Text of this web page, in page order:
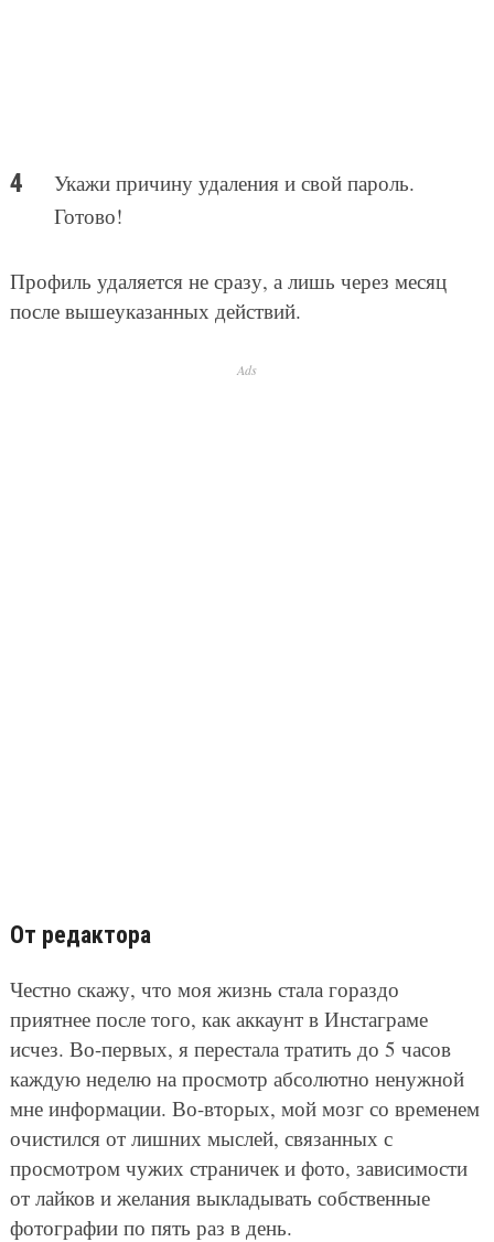
Укажи причину удаления и свой пароль.
Готово!
Профиль удаляется не сразу, а лишь через месяц
после вышеуказанных действий.
Ads
От редактора
Честно скажу, что моя жизнь стала гораздо
приятнее после того, как аккаунт в Инстаграме
исчез. Во-первых, я перестала тратить до 5 часов
каждую неделю на просмотр абсолютно ненужной
мне информации. Во-вторых, мой мозг со временем
очистился от лишних мыслей, связанных с
просмотром чужих страничек и фото, зависимости
от лайков и желания выкладывать собственные
фотографии по пять раз в день.